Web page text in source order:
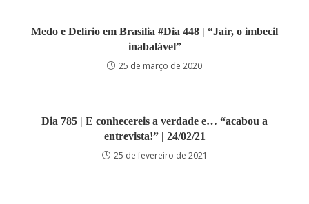
Medo e Delírio em Brasília #Dia 448 | “Jair, o imbecil
inabalável”
25 de março de 2020
Dia 785 | E conhecereis a verdade e… “acabou a
entrevista!” | 24/02/21
25 de fevereiro de 2021